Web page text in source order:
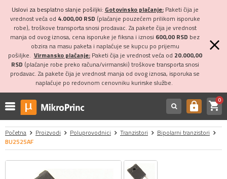
Uslovi za besplatno slanje pošiljki: Gotovinsko plaćanje:Paketi čija je
vrednost veća od 4.000,00 RSD (plaćanje pouzećem prilikom isporuke
robe), troškove transporta snosi prodavac. Za pakete čija je vrednost
manja od ovog iznosa, cena isporuke je fiksna i iznosi 600,00 RSD bez
obzira na masu paketa i naplaćuje se kupcu po prijemu
pošiljke. Virmansko plaćanje:Paketi čija je vrednost veća od 20.000,00
RSD (plaćanje robe preko računa/virmanski) troškove transporta snosi
prodavac. Za pakete čija je vrednost manja od ovog iznosa, isporuka se
naplaćuje po redovnom cenovniku kurirske službe.
https shopping_cart0
Početna Proizvodi Poluprovodnici Tranzistori
Bipolarni tranzistori
BU2525AF